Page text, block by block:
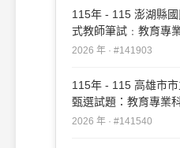
115年 - 115 澎湖縣
式教師筆試﹕教育專
2026 年 · #141903
115年 - 115 高雄市
甄選試題：教育專業
2026 年 · #141540